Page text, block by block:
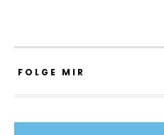
FOLGE MIR